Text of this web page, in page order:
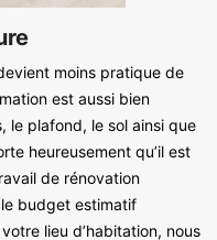
moins pratique de
est aussi bien
le plafond, le sol ainsi que
heureusement qu’il est
de rénovation
budget estimatif
lieu d’habitation, nous